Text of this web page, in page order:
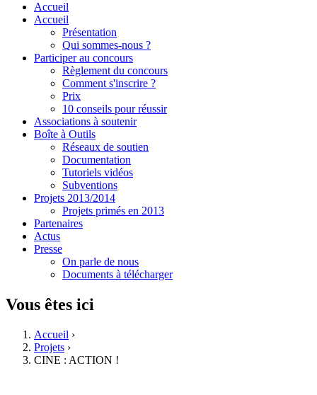
Accueil
Accueil
Présentation
Qui sommes-nous ?
Participer au concours
Règlement du concours
Comment s'inscrire ?
Prix
10 conseils pour réussir
Associations à soutenir
Boîte à Outils
Réseaux de soutien
Documentation
Tutoriels vidéos
Subventions
Projets 2013/2014
Projets primés en 2013
Partenaires
Actus
Presse
On parle de nous
Documents à télécharger
Vous êtes ici
Accueil ›
Projets ›
CINE : ACTION !